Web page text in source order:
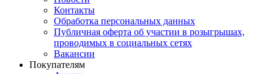
Контакты
Обработка персональных данных
Публичная оферта об участии в розыгрышах,
проводимых в социальных сетях
Вакансии
Покупателям